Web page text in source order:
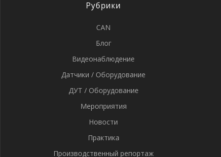
Рубрики
CAN
Блог
Видеонаблюдение
Датчики / Оборудование
ДУТ / Оборудование
Мероприятия
Новости
Практика
Производственный репортаж